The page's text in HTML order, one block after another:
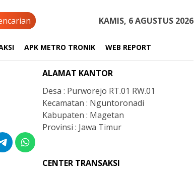
KAMIS, 6 AGUSTUS 2026
APK METRO TRONIK WEB REPORT
ALAMAT KANTOR
Desa : Purworejo RT.01 RW.01
Kecamatan : Nguntoronadi
Kabupaten : Magetan
Provinsi : Jawa Timur
CENTER TRANSAKSI